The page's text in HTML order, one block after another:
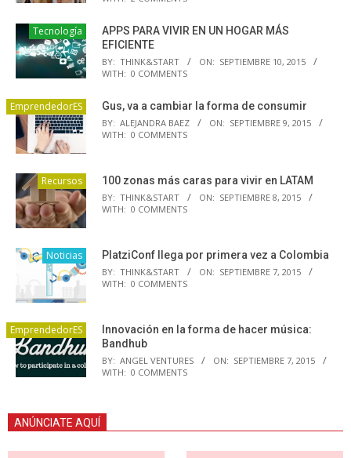
Tecnología
APPS PARA VIVIR EN UN HOGAR MÁS
EFICIENTE
BY: THINK&START ON: SEPTIEMBRE 10, 2015
WITH: 0 COMMENTS
EmprendedorES Gus, va a cambiar la forma de consumir
BY: ALEJANDRA BAEZ ON: SEPTIEMBRE 9, 2015
WITH: 0 COMMENTS
Recursos 100 zonas más caras para vivir en LATAM
BY: THINK&START ON: SEPTIEMBRE 8, 2015
WITH: 0 COMMENTS
Noticias PlatziConf llega por primera vez a Colombia
BY: THINK&START ON: SEPTIEMBRE 7, 2015
WITH: 0 COMMENTS
EmprendedorES
Innovación en la forma de hacer música:
Bandhub
BY: ANGEL VENTURES ON: SEPTIEMBRE 7, 2015
WITH: 0 COMMENTS
ANÚNCIATE AQUÍ